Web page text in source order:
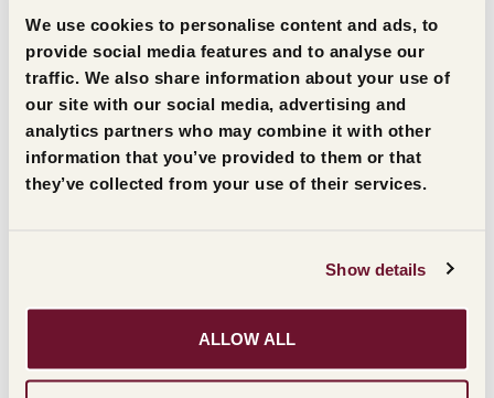
We use cookies to personalise content and ads, to
provide social media features and to analyse our
traffic. We also share information about your use of
our site with our social media, advertising and
analytics partners who may combine it with other
information that you’ve provided to them or that
they’ve collected from your use of their services.
Show details
ALLOW ALL
qualità si intrecciano armoniosamente.
Arcangelo Sassolino(scultore vicentino)
In riconoscimento della sua ricerca e della
conseguente opera legata a filo doppio al Bello
Sara Segantin(scrittrice naturalista trentina)